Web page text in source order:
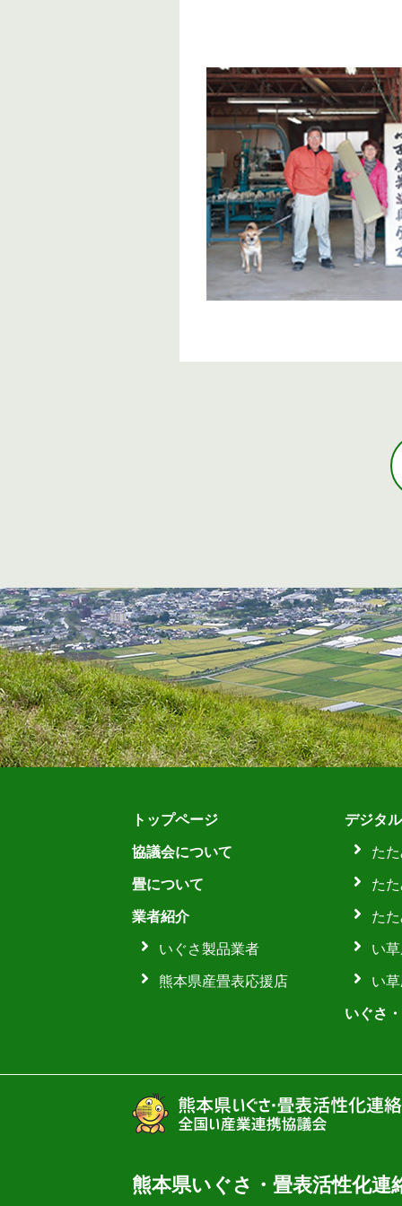
トップページ
協議会について
畳について
業者紹介
いぐさ製品業者
熊本県産畳表応援店
デジタ
た
た
た
い
い
いぐさ
熊本県いぐさ・畳表活性化連